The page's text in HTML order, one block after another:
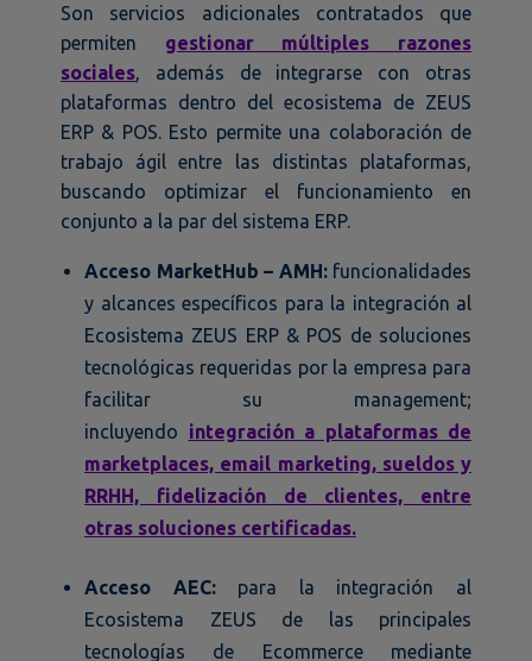
Son servicios adicionales contratados que
permiten gestionar múltiples razones
sociales, además de integrarse con otras
plataformas dentro del ecosistema de ZEUS
ERP & POS. Esto permite una colaboración de
trabajo ágil entre las distintas plataformas,
buscando optimizar el funcionamiento en
conjunto a la par del sistema ERP.
Acceso MarketHub – AMH: funcionalidades
y alcances específicos para la integración al
Ecosistema ZEUS ERP & POS de soluciones
tecnológicas requeridas por la empresa para
facilitar su management;
incluyendo integración a plataformas de
marketplaces, email marketing, sueldos y
RRHH, fidelización de clientes, entre
otras soluciones certificadas.
Acceso AEC:para la integración al
Ecosistema ZEUS de las principales
tecnologías de Ecommerce mediante